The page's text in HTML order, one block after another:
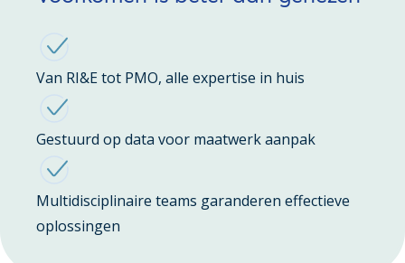
Van RI&E tot PMO, alle expertise in huis
Gestuurd op data voor maatwerk aanpak
Multidisciplinaire teams garanderen effectieve
oplossingen